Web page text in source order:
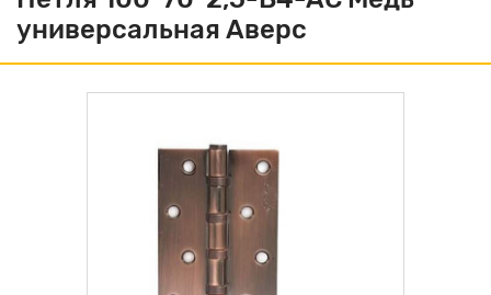
универсальная Аверс